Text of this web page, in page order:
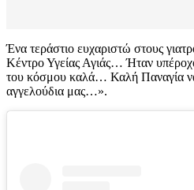
Ένα τεράστιο ευχαριστώ στους
Κέντρο Υγείας Αγιάς… Ήταν
του κόσμου καλά… Καλή Παναγία
αγγελούδια μας…».